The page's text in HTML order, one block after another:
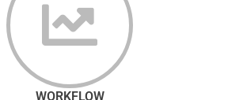
WORKFLOW